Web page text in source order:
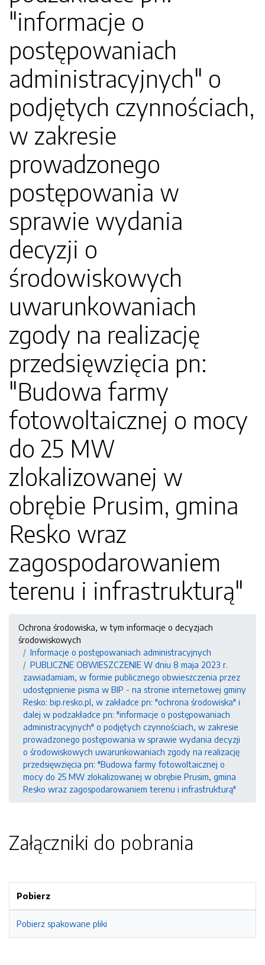
"informacje o
postępowaniach
administracyjnych" o
podjętych czynnościach,
w zakresie
prowadzonego
postępowania w
sprawie wydania
decyzji o
środowiskowych
uwarunkowaniach
zgody na realizację
przedsięwzięcia pn:
"Budowa farmy
fotowoltaicznej o mocy
do 25 MW
zlokalizowanej w
obrębie Prusim, gmina
Resko wraz
zagospodarowaniem
terenu i infrastrukturą"
Ochrona środowiska, w tym informacje o decyzjach
środowiskowych
Informacje o postępowaniach administracyjnych
PUBLICZNE OBWIESZCZENIE W dniu 8 maja 2023 r.
zawiadamiam, w formie publicznego obwieszczenia przez
udostępnienie pisma w BIP - na stronie internetowej gminy
Resko: bip.resko.pl, w zakładce pn: "ochrona środowiska" i
dalej w podzakładce pn: "informacje o postępowaniach
administracyjnych" o podjętych czynnościach, w zakresie
prowadzonego postępowania w sprawie wydania decyzji
o środowiskowych uwarunkowaniach zgody na realizację
przedsięwzięcia pn: "Budowa farmy fotowoltaicznej o
mocy do 25 MW zlokalizowanej w obrębie Prusim, gmina
Resko wraz zagospodarowaniem terenu i infrastrukturą"
Załączniki do pobrania
Pobierz
Pobierz spakowane pliki